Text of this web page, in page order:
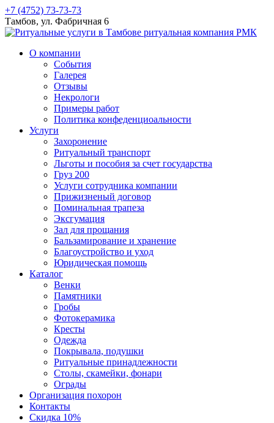
+7 (4752) 73-73-73
Тамбов, ул. Фабричная 6
О компании
События
Галерея
Отзывы
Некрологи
Примеры работ
Политика конфеденциоальности
Услуги
Захоронение
Ритуальный транспорт
Льготы и пособия за счет государства
Груз 200
Услуги сотрудника компании
Прижизненый договор
Поминальная трапеза
Эксгумация
Зал для прощания
Бальзамирование и хранение
Благоустройство и уход
Юридическая помощь
Каталог
Венки
Памятники
Гробы
Фотокерамика
Кресты
Одежда
Покрывала, подушки
Ритуальные принадлежности
Столы, скамейки, фонари
Ограды
Организация похорон
Контакты
Скидка 10%